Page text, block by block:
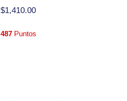
$1,410.00
487Puntos